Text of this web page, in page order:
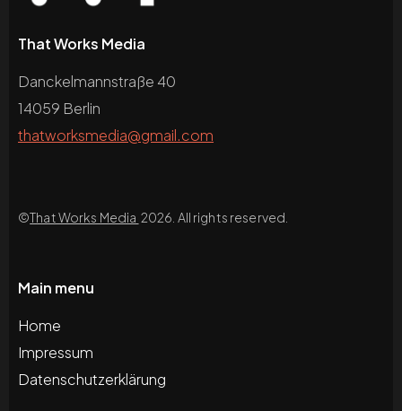
That Works Media
Danckelmannstraße 40
14059 Berlin
thatworksmedia@gmail.com
©That Works Media 2026. All rights reserved.
Main menu
Home
Impressum
Datenschutzerklärung